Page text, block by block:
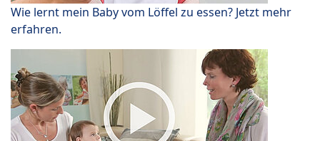
Wie lernt mein Baby vom Löffel zu essen? Jetzt mehr
erfahren.